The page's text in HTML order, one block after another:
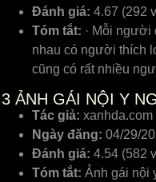
Đánh giá: 4.67 (292
Tóm tắt: · Mỗi người
nhau có người thích
cũng có rất nhiều
3 ẢNH GÁI NỘI Y
Tác giả: xanhda.com
Ngày đăng: 04/29/
Đánh giá: 4.54 (582
Tóm tắt: Ảnh gái nội